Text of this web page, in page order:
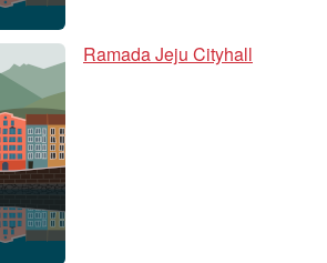
Ramada Jeju Cityhall